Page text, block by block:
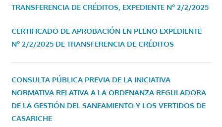
TRANSFERENCIA DE CRÉDITOS, EXPEDIENTE Nº 2/2/2025
CERTIFICADO DE APROBACIÓN EN PLENO EXPEDIENTE
Nº 2/2/2025 DE TRANSFERENCIA DE CRÉDITOS
CONSULTA PÚBLICA PREVIA DE LA INICIATIVA
NORMATIVA RELATIVA A LA ORDENANZA REGULADORA
DE LA GESTIÓN DEL SANEAMIENTO Y LOS VERTIDOS DE
CASARICHE